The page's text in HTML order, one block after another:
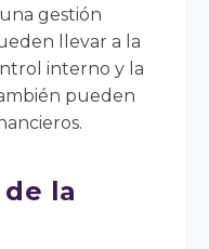
gestión
llevar a la
interno y la
pueden
la